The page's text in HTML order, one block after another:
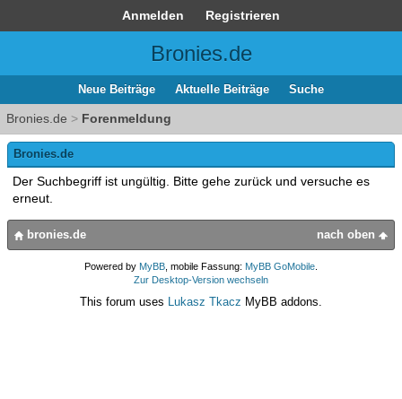
Anmelden Registrieren
Bronies.de
Neue Beiträge Aktuelle Beiträge Suche
Bronies.de > Forenmeldung
Bronies.de
Der Suchbegriff ist ungültig. Bitte gehe zurück und versuche es
erneut.
nach oben
bronies.de
Powered by MyBB , mobile Fassung: MyBB GoMobile
Zur Desktop-Version wechseln
This forum uses Lukasz Tkacz MyBB addons.